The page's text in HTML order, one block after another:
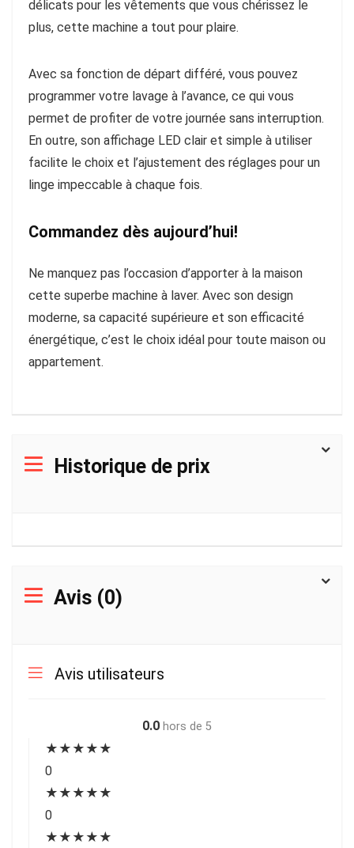
délicats pour les vêtements que vous chérissez le
plus, cette machine a tout pour plaire.
Avec sa fonction de départ différé, vous pouvez
programmer votre lavage à l’avance, ce qui vous
permet de profiter de votre journée sans interruption.
En outre, son affichage LED clair et simple à utiliser
facilite le choix et l’ajustement des réglages pour un
linge impeccable à chaque fois.
Commandez dès aujourd’hui!
Ne manquez pas l’occasion d’apporter à la maison
cette superbe machine à laver. Avec son design
moderne, sa capacité supérieure et son efficacité
énergétique, c’est le choix idéal pour toute maison ou
appartement.
Historique de prix
Avis (0)
Avis utilisateurs
0.0 hors de 5
★ ★ ★ ★ ★
0
★ ★ ★ ★ ★
0
★ ★ ★ ★ ★